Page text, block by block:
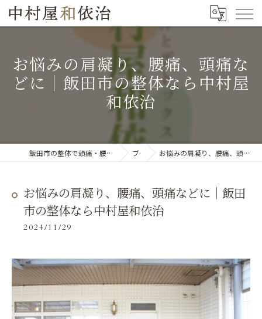
お悩みの肩凝り、腰痛、頭痛な
どに｜飯田市の整体なら中村屋
和依治
飯田市の整体で頭痛・腰痛・肩こりの改善なら「中村屋和依治」 ブログ お悩みの肩凝り、腰痛、頭痛などに｜飯田市の整体なら中村屋和依治
お悩みの肩凝り、腰痛、頭痛などに｜飯田
市の整体なら中村屋和依治
2024/11/29